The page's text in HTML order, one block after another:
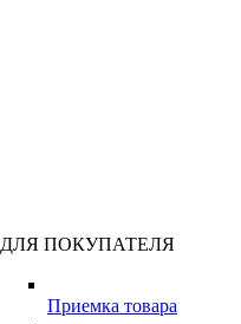
ДЛЯ ПОКУПАТЕЛЯ
Приемка товара